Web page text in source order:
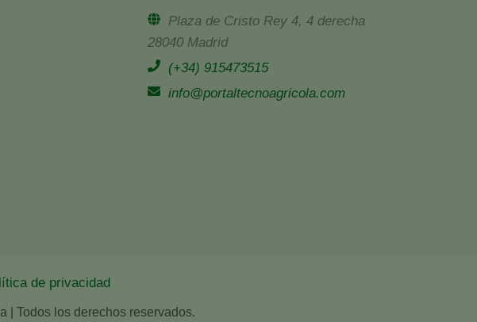
Plaza de Cristo Rey 4, 4 derecha
28040 Madrid
(+34) 915473515
info@portaltecnoagricola.com
de privacidad
| Todos los derechos reservados.